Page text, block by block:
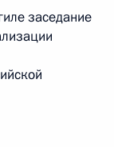
заседание